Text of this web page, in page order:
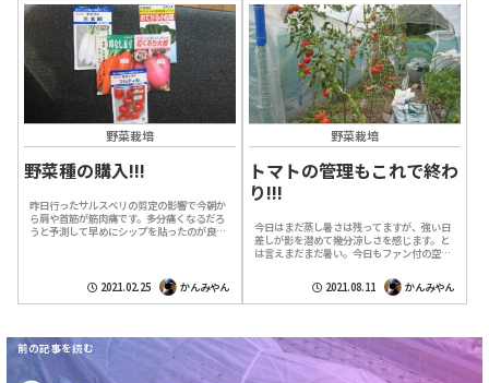
野菜栽培
野菜種の購入!!!
昨日行ったサルスベリの剪定の影響で今朝か
ら肩や首筋が筋肉痛です。多分痛くなるだろ
うと予測して早めにシップを貼ったのが良か
2021.02.25
かんみやん
野菜栽培
トマトの管理もこれで終わ
り!!!
今日はまだ蒸し暑さは残ってますが、強い日
差しが影を潜めて幾分涼しさを感じます。と
は言えまだまだ暑い。今日もファン付の空調
の後始末が少し残っており、下に落ちかけ
2021.08.11 かんみやん